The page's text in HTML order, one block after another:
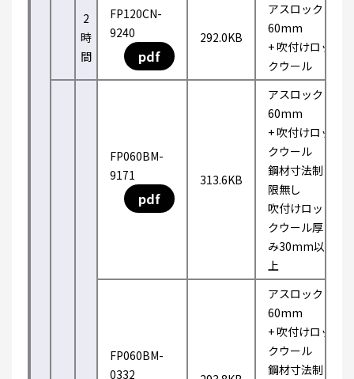
2
時
間
FP120CN-
9240
pdf
292.0KB
アスロック
60mm
+ 吹付けロッ
クウール
FP060BM-
9171
pdf
313.6KB
アスロック
60mm
+ 吹付けロッ
クウール
鋼材寸法制
限無し
吹付けロッ
クウール厚
み30mm以
上
FP060BM-
0332
アスロック
60mm
+ 吹付けロッ
クウール
鋼材寸法制